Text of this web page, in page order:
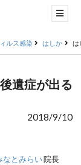
ルス感染 はしか は
遺症が出る
2018/9/10
なとみらい院長